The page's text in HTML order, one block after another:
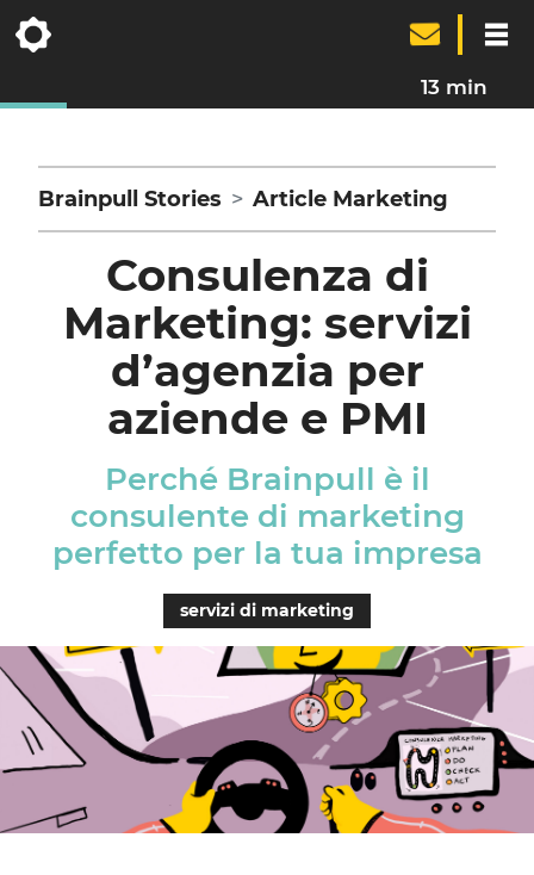
13 min
Brainpull Stories Article Marketing
Consulenza di
Marketing: servizi
d’agenzia per
aziende e PMI
Perché Brainpull è il
consulente di marketing
perfetto per la tua impresa
servizi di marketing